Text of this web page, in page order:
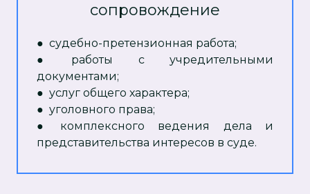
сопровождение
● судебно-претензионная работа;
● работы с учредительными
документами;
● услуг общего характера;
● уголовного права;
● комплексного ведения дела и
представительства интересов в суде.